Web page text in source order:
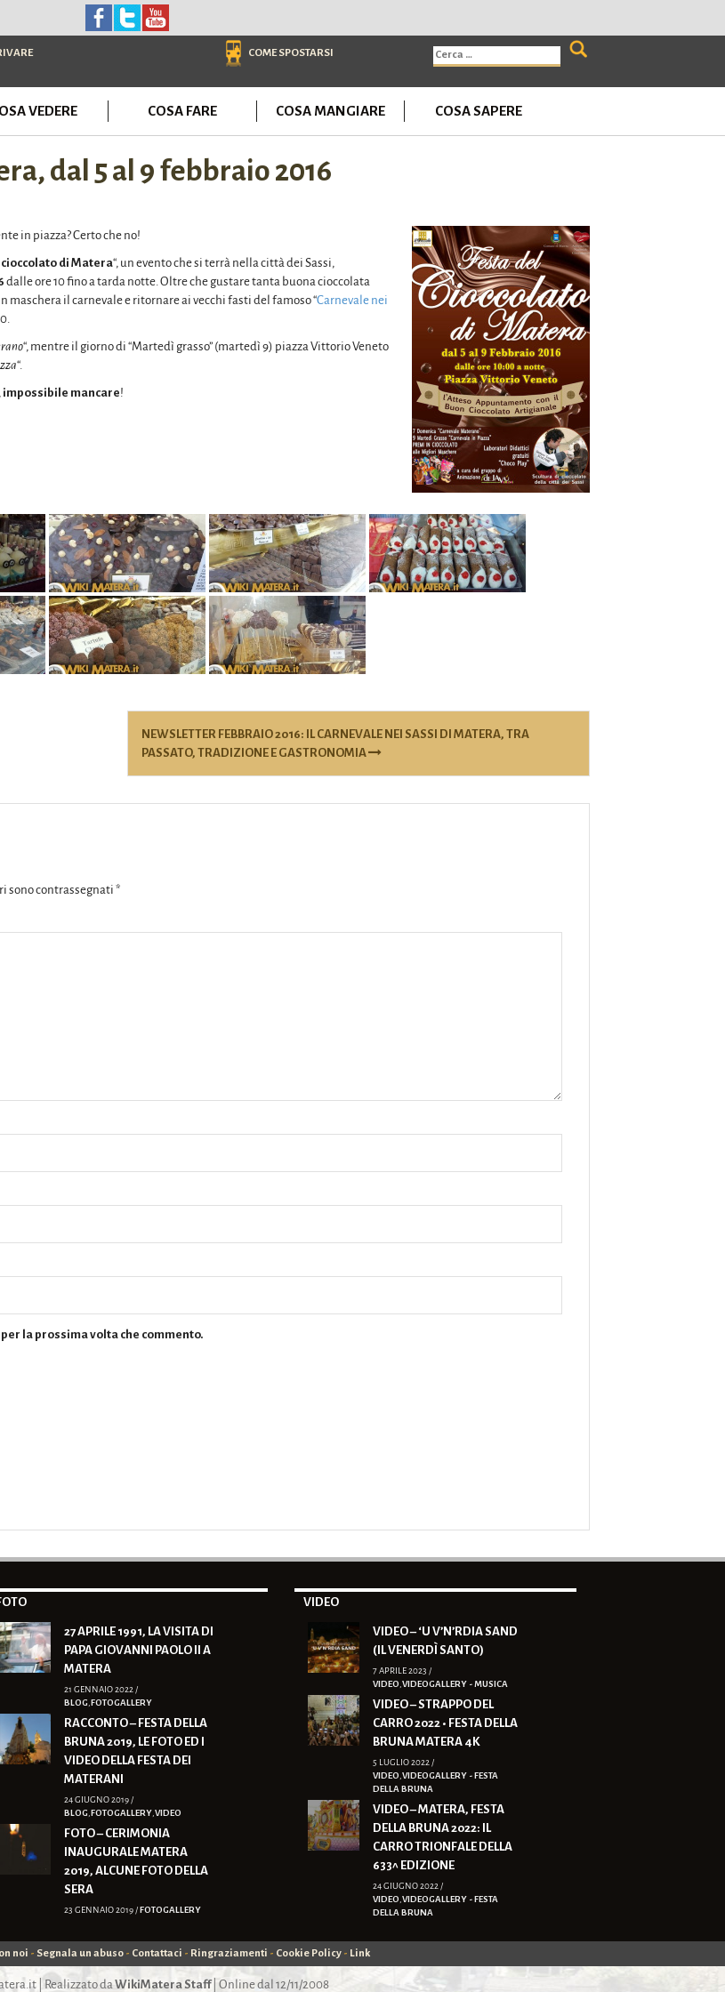
COME SPOSTARSI
Ricerca
per:
VEDERE COSA FARE COSA MANGIARE COSA SAPERE
dal 5 al 9 febbraio 2016
in piazza? Certo che no!
cioccolato di Matera“, un evento che si terrà nella città dei Sassi,
dalle ore 10 fino a tarda notte. Oltre che gustare tanta buona cioccolata
maschera il carnevale e ritornare ai vecchi fasti del famoso “Carnevale nei
“, mentre il giorno di “Martedì grasso” (martedì 9) piazza Vittorio Veneto
“.
impossibile mancare!
NEWSLETTER FEBBRAIO 2016: IL CARNEVALE NEI SASSI DI MATERA, TRA
PASSATO, TRADIZIONE E GASTRONOMIA
sono contrassegnati *
la prossima volta che commento.
27 APRILE 1991, LA VISITA DI
PAPA GIOVANNI PAOLO II A
MATERA
21 GENNAIO 2022 /
BLOG FOTOGALLERY
RACCONTO – FESTA DELLA
BRUNA 2019, LE FOTO ED I
VIDEO DELLA FESTA DEI
MATERANI
24 GIUGNO 2019 /
BLOG FOTOGALLERY, VIDEO
FOTO – CERIMONIA
INAUGURALE MATERA
2019, ALCUNE FOTO DELLA
SERA
23 GENNAIO 2019 /FOTOGALLERY
VIDEO
VIDEO – ‘U V’N’RDIA SAND
(IL VENERDÌ SANTO)
7 APRILE 2023 /
VIDEO VIDEOGALLERY - MUSICA
VIDEO – STRAPPO DEL
CARRO 2022 • FESTA DELLA
BRUNA MATERA 4K
5 LUGLIO 2022 /
VIDEO VIDEOGALLERY - FESTA
DELLA BRUNA
VIDEO – MATERA, FESTA
DELLA BRUNA 2022: IL
CARRO TRIONFALE DELLA
633^ EDIZIONE
24 GIUGNO 2022 /
VIDEO VIDEOGALLERY - FESTA
DELLA BRUNA
noi - Segnala un abuso- Contattaci - Ringraziamenti - Cookie Policy- Link
| Realizzato daWikiMatera Staff| Online dal 12/11/2008